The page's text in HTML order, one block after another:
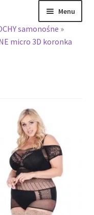
Menu
samonośne »
micro 3D koronka